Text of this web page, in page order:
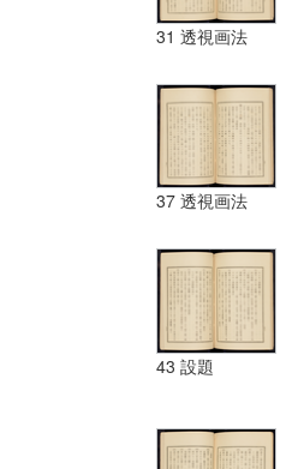
31 透視画法
37 透視画法
43 設題